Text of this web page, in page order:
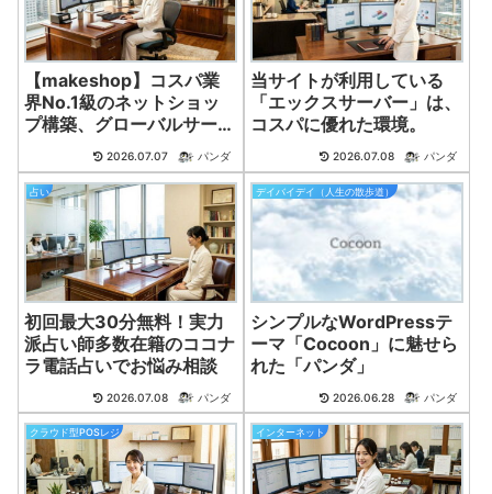
【makeshop】コスパ業
界No.1級のネットショッ
プ構築、グローバルサービ
2026.07.07 パンダ
当サイトが利用している
「エックスサーバー」は、
コスパに優れた環境。
2026.07.08 パンダ
占い
初回最大30分無料！実力
派占い師多数在籍のココナ
ラ電話占いでお悩み相談
2026.07.08 パンダ
デイバイデイ（人生の散歩道）
シンプルなWordPressテ
ーマ「Cocoon」に魅せら
れた「パンダ」
2026.06.28 パンダ
クラウド型POSレジ インターネット